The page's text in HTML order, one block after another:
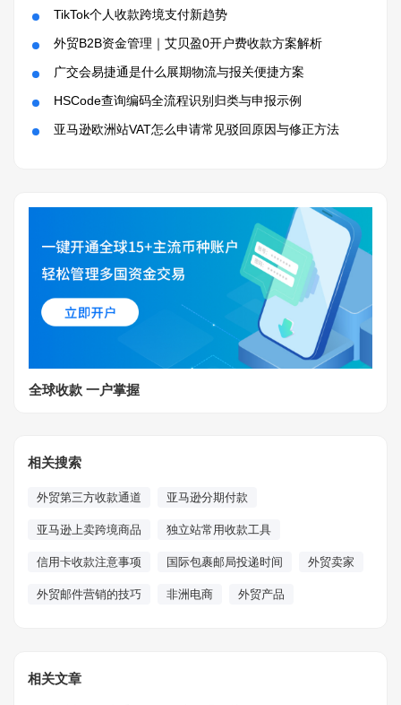
TikTok个人收款跨境支付新趋势
外贸B2B资金管理｜艾贝盈0开户费收款方案解析
广交会易捷通是什么展期物流与报关便捷方案
HSCode查询编码全流程识别归类与申报示例
亚马逊欧洲站VAT怎么申请常见驳回原因与修正方法
全球收款 一户掌握
相关搜索
外贸第三方收款通道 亚马逊分期付款
亚马逊上卖跨境商品 独立站常用收款工具
信用卡收款注意事项 国际包裹邮局投递时间 外贸卖家
外贸邮件营销的技巧 非洲电商 外贸产品
相关文章